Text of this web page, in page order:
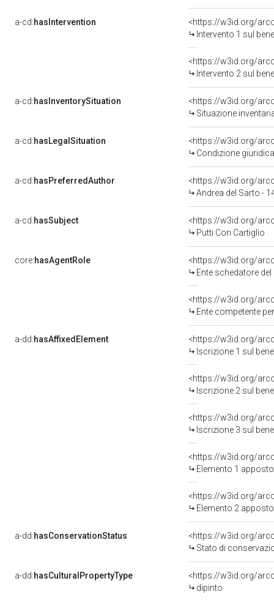
a-cd:hasIntervention
<https://w3id.org/
Intervento 1 sul
<https://w3id.org/
Intervento 2 sul
a-cd:hasInventorySituation
<https://w3id.org/
Situazione
a-cd:hasLegalSituation
<https://w3id.org/
Condizione
a-cd:hasPreferredAuthor
<https://w3id.org/
Andrea del Sarto -
a-cd:hasSubject
<https://w3id.org/
Putti Con Cartiglio
core:hasAgentRole
<https://w3id.org/
Ente schedatore del
<https://w3id.org/
Ente competente
a-dd:hasAffixedElement
<https://w3id.org/
Iscrizione 1 sul
<https://w3id.org/
Iscrizione 2 sul
<https://w3id.org/
Iscrizione 3 sul
<https://w3id.org/
Elemento 1
<https://w3id.org/
Elemento 2
a-dd:hasConservationStatus
<https://w3id.org/
Stato di
a-dd:hasCulturalPropertyType
<https://w3id.org/
dipinto